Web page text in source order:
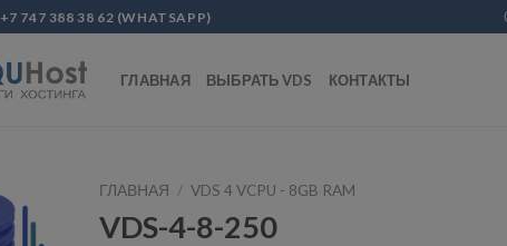
+7 747 388 38 62 (WHATSAPP)
ГЛАВНАЯ ВЫБРАТЬ VDS КОНТАКТЫ
ГЛАВНАЯ / VDS 4 VCPU - 8GB RAM
VDS-4-8-250